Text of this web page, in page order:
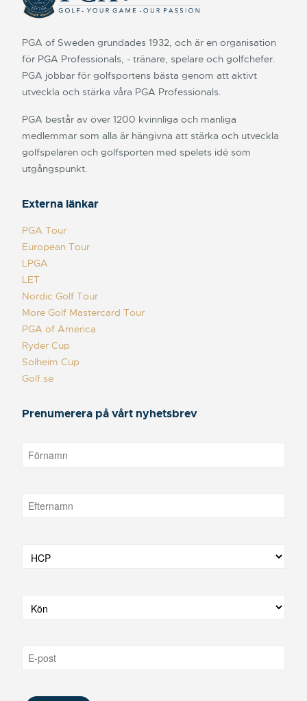
PGA of Sweden grundades 1932, och är en organisation
för PGA Professionals, - tränare, spelare och golfchefer.
PGA jobbar för golfsportens bästa genom att aktivt
utveckla och stärka våra PGA Professionals.
PGA består av över 1200 kvinnliga och manliga
medlemmar som alla är hängivna att stärka och utveckla
golfspelaren och golfsporten med spelets idé som
utgångspunkt.
Externa länkar
PGA Tour
European Tour
LPGA
LET
Nordic Golf Tour
More Golf Mastercard Tour
PGA of America
Ryder Cup
Solheim Cup
Golf.se
Prenumerera på vårt nyhetsbrev